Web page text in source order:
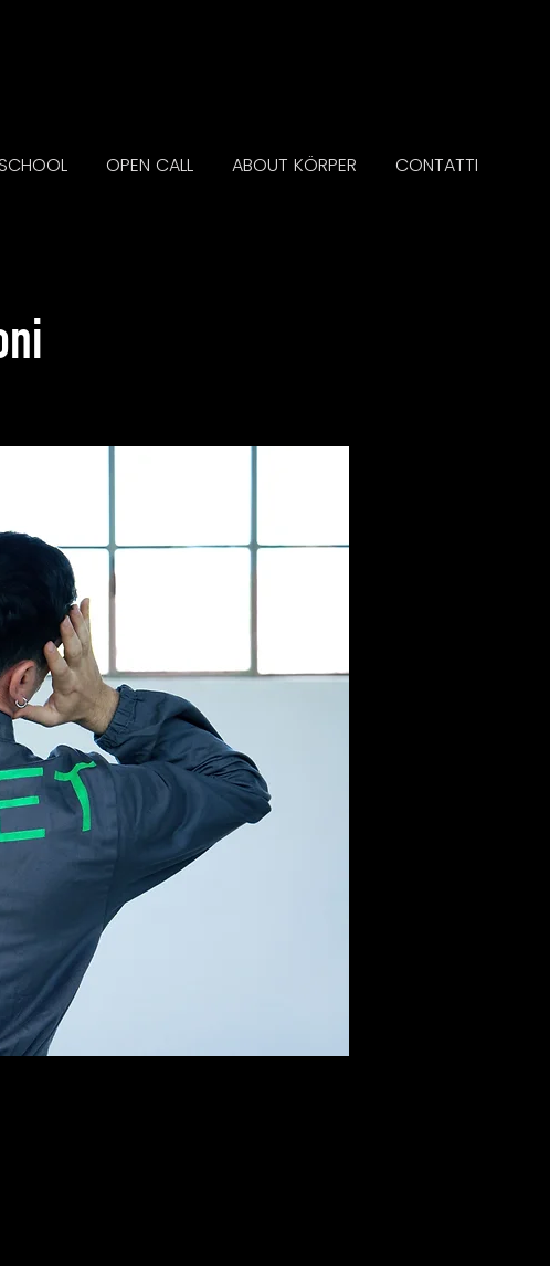
OPEN CALL ABOUT KÖRPER CONTATTI